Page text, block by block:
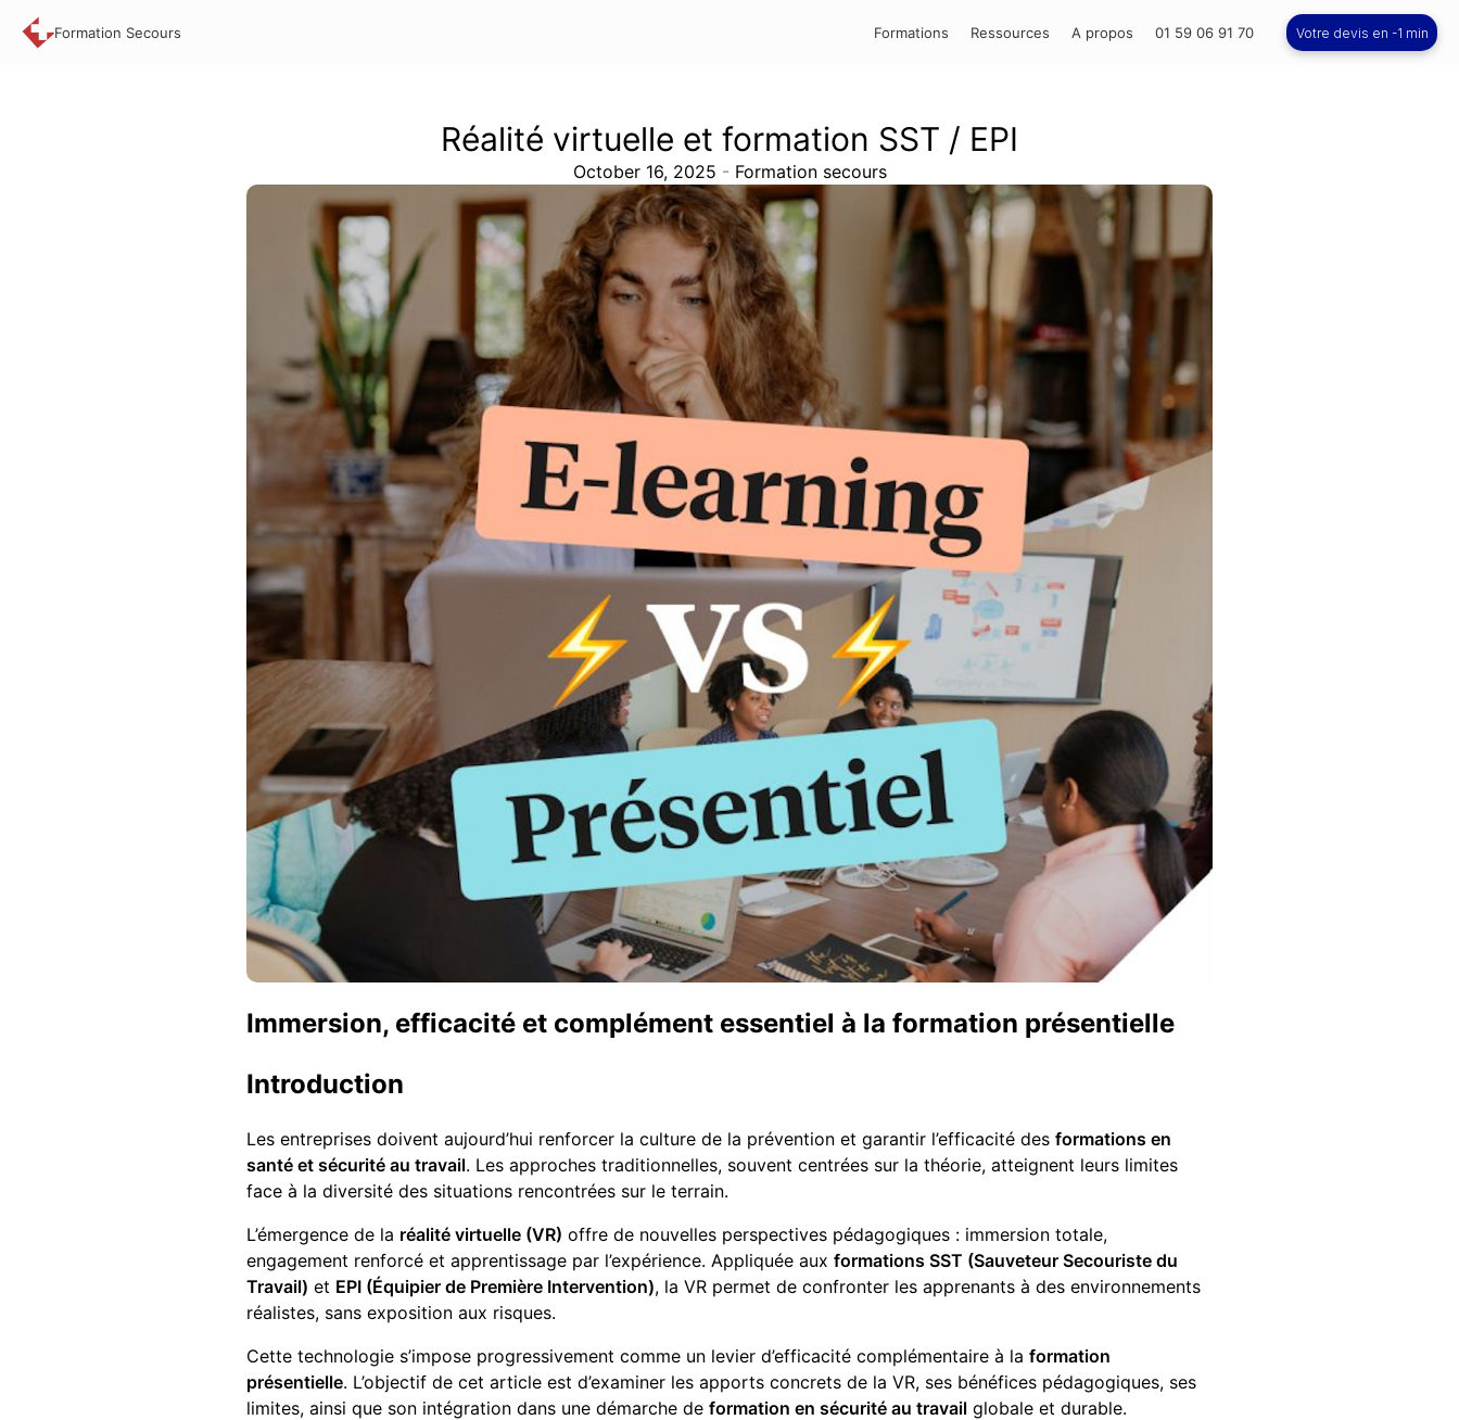
Formation Secours Formations Ressources A propos 01 59 06 91 70 Votre devis en -1 min
Réalité virtuelle et formation SST / EPI
October 16, 2025 - Formation secours
Immersion, efficacité et complément essentiel à la formation présentielle
Introduction
Les entreprises doivent aujourd’hui renforcer la culture de la prévention et garantir l’efficacité des formations en
santé et sécurité au travail. Les approches traditionnelles, souvent centrées sur la théorie, atteignent leurs limites
face à la diversité des situations rencontrées sur le terrain.
L’émergence de la réalité virtuelle (VR) offre de nouvelles perspectives pédagogiques : immersion totale,
engagement renforcé et apprentissage par l’expérience. Appliquée aux formations SST (Sauveteur Secouriste du
Travail) et EPI (Équipier de Première Intervention), la VR permet de confronter les apprenants à des environnements
réalistes, sans exposition aux risques.
Cette technologie s’impose progressivement comme un levier d’efficacité complémentaire à la formation
présentielle. L’objectif de cet article est d’examiner les apports concrets de la VR, ses bénéfices pédagogiques, ses
limites, ainsi que son intégration dans une démarche de formation en sécurité au travail globale et durable.